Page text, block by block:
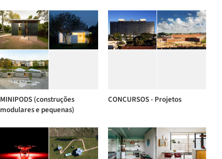
MINIPODS (construções
modulares e pequenas)
CONCURSOS - Projetos